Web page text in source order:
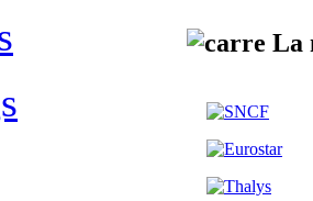
La